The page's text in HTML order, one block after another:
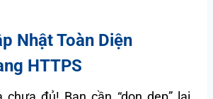
Nhật Toàn Diện
HTTPS